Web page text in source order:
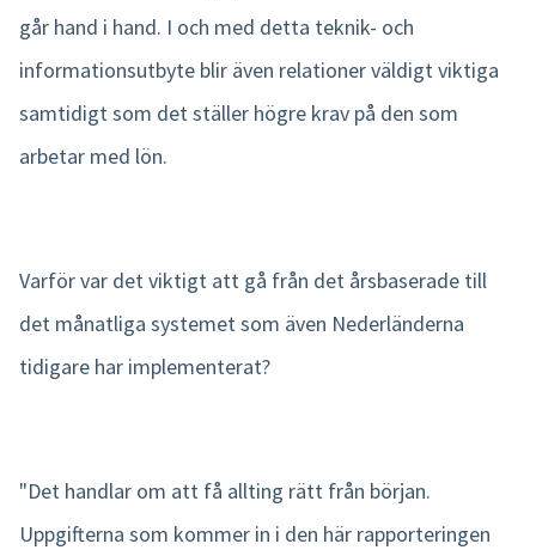
går hand i hand. I och med detta teknik- och
informationsutbyte blir även relationer väldigt viktiga
samtidigt som det ställer högre krav på den som
arbetar med lön.
Varför var det viktigt att gå från det årsbaserade till
det månatliga systemet som även Nederländerna
tidigare har implementerat?
"Det handlar om att få allting rätt från början.
Uppgifterna som kommer in i den här rapporteringen